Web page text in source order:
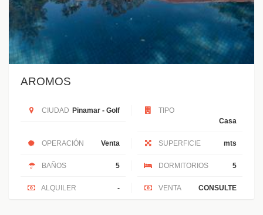
AROMOS
CIUDAD Pinamar - Golf
TIPO
Casa
OPERACIÓN Venta SUPERFICIE mts
BAÑOS 5 DORMITORIOS 5
ALQUILER - VENTA CONSULTE